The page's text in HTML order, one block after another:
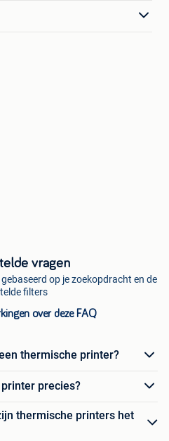
vragen
op je zoekopdracht en de
filters
over deze FAQ
thermische printer?
precies?
thermische printers het